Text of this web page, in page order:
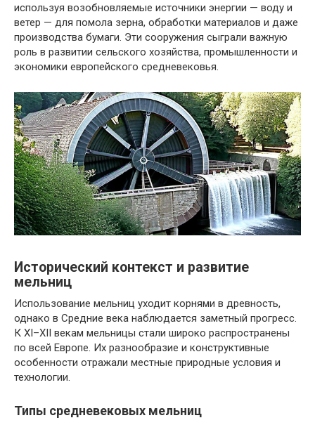
используя возобновляемые источники энергии — воду и
ветер — для помола зерна, обработки материалов и даже
производства бумаги. Эти сооружения сыграли важную
роль в развитии сельского хозяйства, промышленности и
экономики европейского средневековья.
Исторический контекст и развитие
мельниц
Использование мельниц уходит корнями в древность,
однако в Средние века наблюдается заметный прогресс.
К XI–XII векам мельницы стали широко распространены
по всей Европе. Их разнообразие и конструктивные
особенности отражали местные природные условия и
технологии.
Типы средневековых мельниц